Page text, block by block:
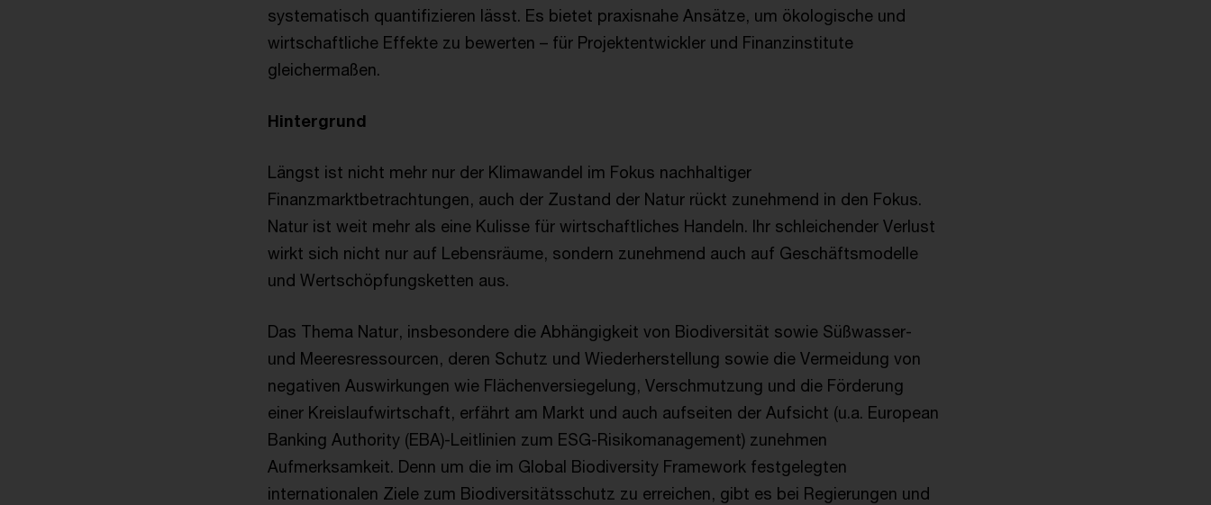
systematisch quantifizieren lässt. Es bietet praxisnahe Ansätze, um ökologische und
wirtschaftliche Effekte zu bewerten – für Projektentwickler und Finanzinstitute
gleichermaßen.
Hintergrund
Längst ist nicht mehr nur der Klimawandel im Fokus nachhaltiger
Finanzmarktbetrachtungen, auch der Zustand der Natur rückt zunehmend in den Fokus.
Natur ist weit mehr als eine Kulisse für wirtschaftliches Handeln. Ihr schleichender Verlust
wirkt sich nicht nur auf Lebensräume, sondern zunehmend auch auf Geschäftsmodelle
und Wertschöpfungsketten aus.
Das Thema Natur, insbesondere die Abhängigkeit von Biodiversität sowie Süßwasser-
und Meeresressourcen, deren Schutz und Wiederherstellung sowie die Vermeidung von
negativen Auswirkungen wie Flächenversiegelung, Verschmutzung und die Förderung
einer Kreislaufwirtschaft, erfährt am Markt und auch aufseiten der Aufsicht (u.a. European
Banking Authority (EBA)-Leitlinien zum ESG-Risikomanagement) zunehmen
Aufmerksamkeit. Denn um die im Global Biodiversity Framework festgelegten
internationalen Ziele zum Biodiversitätsschutz zu erreichen, gibt es bei Regierungen und